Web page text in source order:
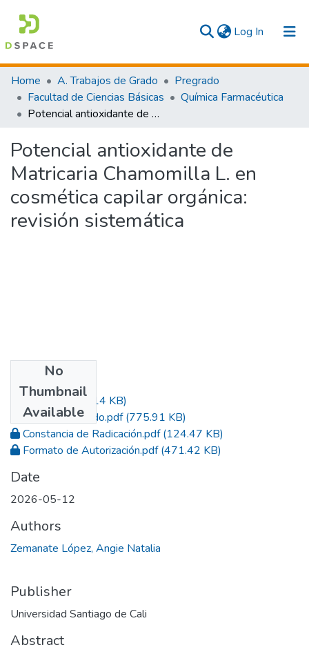
Log In (current)
Communities & Collections
Home A. Trabajos de Grado
Pregrado
Facultad de Ciencias Básicas
Química Farmacéutica
Potencial antioxidante de Matricaria Chamomilla L. en cosmética capilar orgánica: revisión sistemática
Potencial antioxidante de
Matricaria Chamomilla L. en
cosmética capilar orgánica:
revisión sistemática
No
Thumbnail
Available
Acta.pdf(365.14 KB)
Trabajo de Grado.pdf(775.91 KB)
Constancia de Radicación.pdf(124.47 KB)
Formato de Autorización.pdf(471.42 KB)
Date
2026-05-12
Authors
Zemanate López, Angie Natalia
Publisher
Universidad Santiago de Cali
Abstract